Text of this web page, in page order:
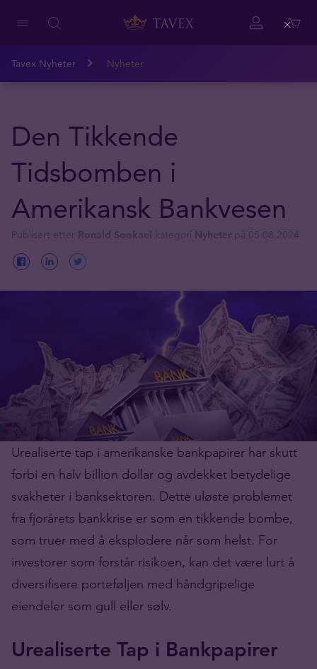
Tavex Nyheter Nyheter
Den Tikkende
Tidsbomben i
Amerikansk Bankvesen
Urealiserte tap i amerikanske bankpapirer har skutt
forbi en halv billion dollar og avdekket betydelige
svakheter i banksektoren. Dette uløste problemet
fra fjorårets bankkrise er som en tikkende bombe,
som truer med å eksplodere når som helst. For
investorer som forstår risikoen, kan det være lurt å
diversifisere porteføljen med håndgripelige
eiendeler som gull eller sølv.
Urealiserte Tap i Bankpapirer
Close